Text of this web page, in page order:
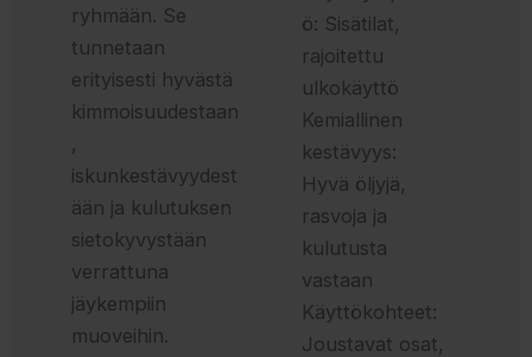
ryhmään. Se
tunnetaan
erityisesti hyvästä
kimmoisuudestaan
,
iskunkestävyydest
ään ja kulutuksen
sietokyvystään
verrattuna
jäykempiin
muoveihin.
ö: Sisätilat,
rajoitettu
ulkokäyttö
Kemiallinen
kestävyys:
Hyvä öljyjä,
rasvoja ja
kulutusta
vastaan
Käyttökohteet:
Joustavat osat,